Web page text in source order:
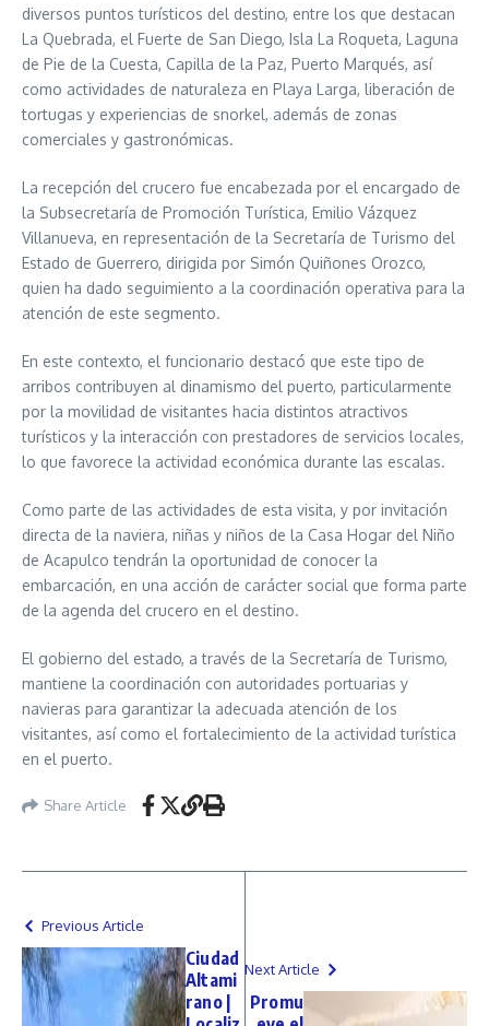
diversos puntos turísticos del destino, entre los que destacan
La Quebrada, el Fuerte de San Diego, Isla La Roqueta, Laguna
de Pie de la Cuesta, Capilla de la Paz, Puerto Marqués, así
como actividades de naturaleza en Playa Larga, liberación de
tortugas y experiencias de snorkel, además de zonas
comerciales y gastronómicas.
La recepción del crucero fue encabezada por el encargado de
la Subsecretaría de Promoción Turística, Emilio Vázquez
Villanueva, en representación de la Secretaría de Turismo del
Estado de Guerrero, dirigida por Simón Quiñones Orozco,
quien ha dado seguimiento a la coordinación operativa para la
atención de este segmento.
En este contexto, el funcionario destacó que este tipo de
arribos contribuyen al dinamismo del puerto, particularmente
por la movilidad de visitantes hacia distintos atractivos
turísticos y la interacción con prestadores de servicios locales,
lo que favorece la actividad económica durante las escalas.
Como parte de las actividades de esta visita, y por invitación
directa de la naviera, niñas y niños de la Casa Hogar del Niño
de Acapulco tendrán la oportunidad de conocer la
embarcación, en una acción de carácter social que forma parte
de la agenda del crucero en el destino.
El gobierno del estado, a través de la Secretaría de Turismo,
mantiene la coordinación con autoridades portuarias y
navieras para garantizar la adecuada atención de los
visitantes, así como el fortalecimiento de la actividad turística
en el puerto.
Share Article
Previous Article
Ciudad
Altami
rano |
Next Article
Promu